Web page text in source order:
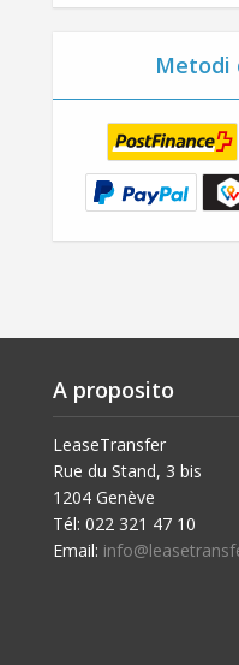
Metodi
A proposito
LeaseTransfer
Rue du Stand, 3 bis
1204 Genève
Tél: 022 321 47 10
Email: